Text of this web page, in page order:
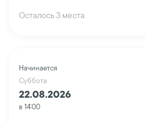
Осталось 3 места
Начинается
Суббота
22.08.2026
в 14:00